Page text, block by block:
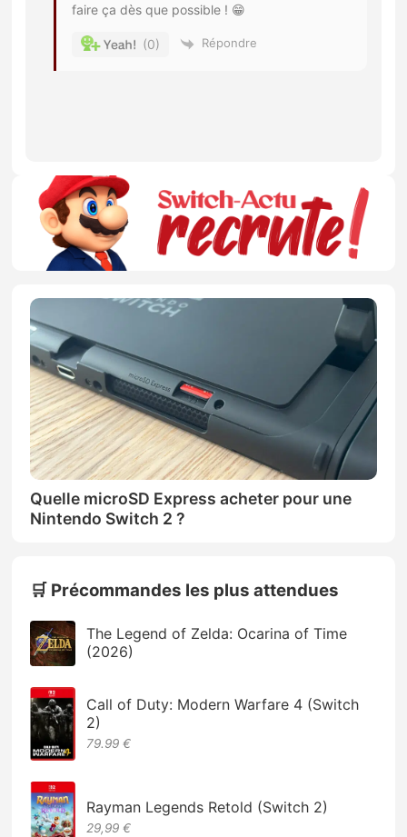
faire ça dès que possible ! 😁
0 Répondre
Quelle microSD Express acheter pour une
Nintendo Switch 2 ?
🛒 Précommandes les plus attendues
The Legend of Zelda: Ocarina of Time
(2026)
Call of Duty: Modern Warfare 4 (Switch
2)
79.99 €
Rayman Legends Retold (Switch 2)
29,99 €